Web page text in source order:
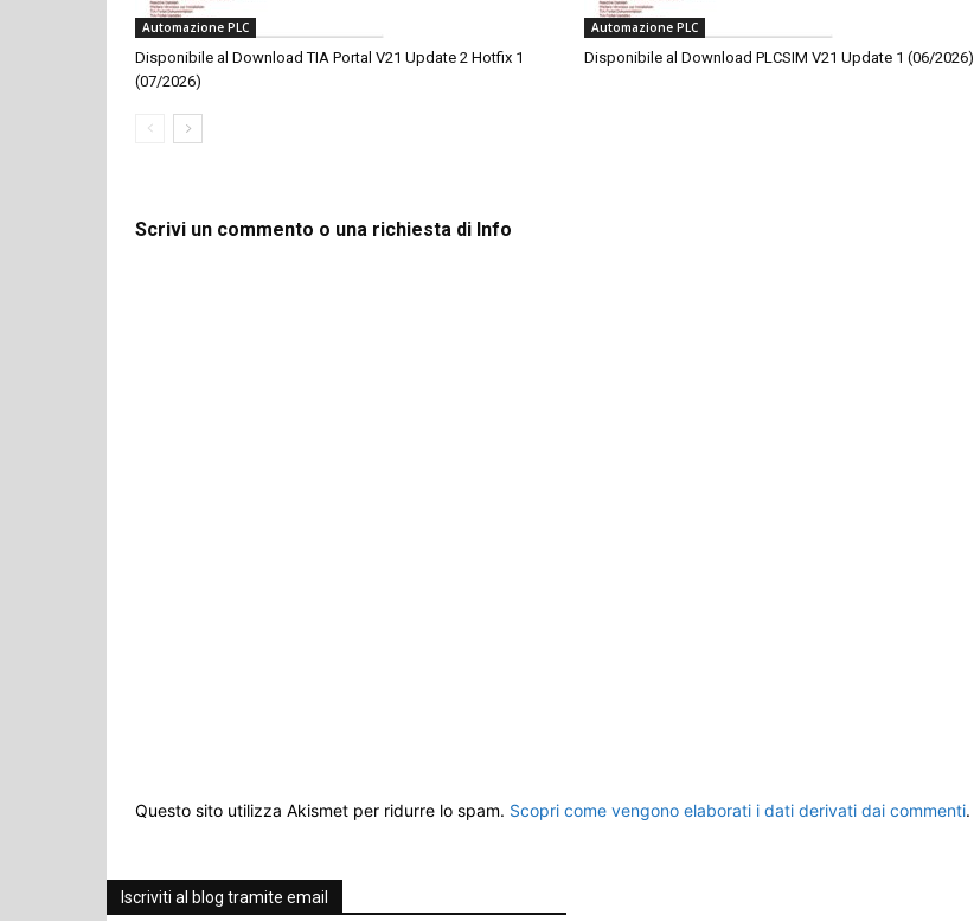
Automazione PLC
Disponibile al Download TIA Portal V21 Update 2 Hotfix 1
(07/2026)
Automazione PLC
Disponibile al Download PLCSIM V21 Update 1 (06/2026)
Scrivi un commento o una richiesta di Info
Questo sito utilizza Akismet per ridurre lo spam. Scopri come vengono elaborati i dati derivati dai commenti.
Iscriviti al blog tramite email